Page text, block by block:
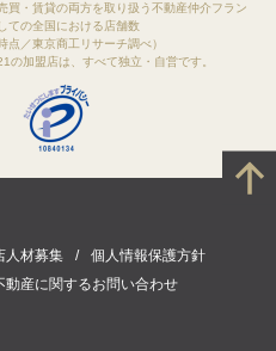
買・賃貸の両方を取り扱う不動産仲介フラン
ての全国における店舗数
点／東京商工リサーチ調べ）
の加盟店は、すべて独立・自営です。
人材募集
個人情報保護方針
動産に関するお問い合わせ